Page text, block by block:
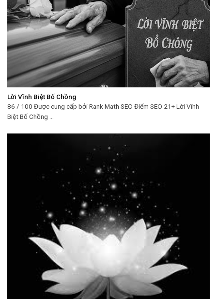
Lời Vĩnh Biệt Bố Chồng
86 / 100 Được cung cấp bởi Rank Math SEO Điểm SEO 21+ Lời Vĩnh
Biệt Bố Chồng ...